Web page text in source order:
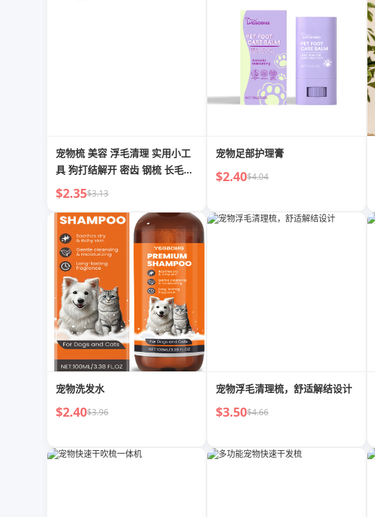
宠物梳 美容 浮毛清理 实用小工
具 狗打结解开 密齿 钢梳 长毛专
用梳 宠物梳
$2.35$3.13
宠物足部护理膏
$2.40$4.04
宠物洗发水
$2.40$3.96
宠物浮毛清理梳，舒适解结设计
$3.50$4.66